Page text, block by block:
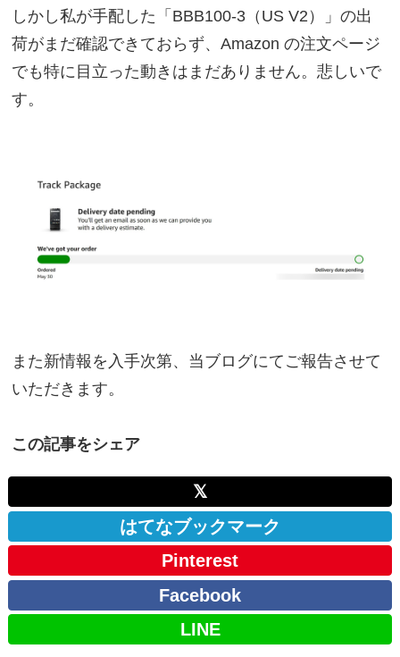
しかし私が手配した「BBB100-3（US V2）」の出
荷がまだ確認できておらず、Amazon の注文ページ
でも特に目立った動きはまだありません。悲しいで
す。
また新情報を入手次第、当ブログにてご報告させて
いただきます。
この記事をシェア
𝕏
はてなブックマーク
Pinterest
Facebook
LINE